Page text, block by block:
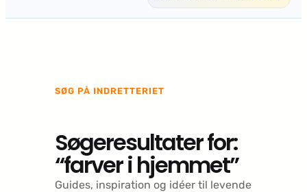
SØG PÅ INDRETTERIET
Søgeresultater for:
“farver i hjemmet”
Guides, inspiration og idéer til levende